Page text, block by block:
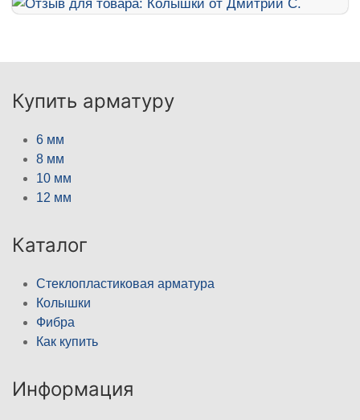
Купить арматуру
6 мм
8 мм
10 мм
12 мм
Каталог
Стеклопластиковая арматура
Колышки
Фибра
Как купить
Информация